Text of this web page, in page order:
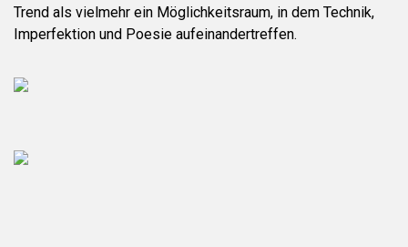
Trend als vielmehr ein Möglichkeitsraum, in dem Technik,
Imperfektion und Poesie aufeinandertreffen.